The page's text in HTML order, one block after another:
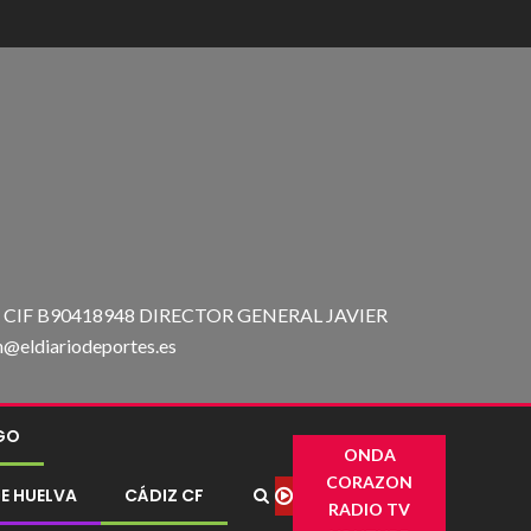
B90418948 DIRECTOR GENERAL JAVIER
HUELVA CÁDIZ CF
ONDA
CORAZON
RADIO TV